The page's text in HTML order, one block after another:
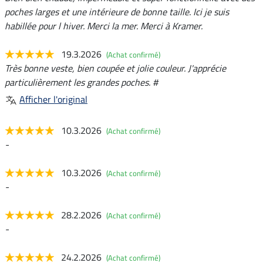
poches larges et une intérieure de bonne taille. Ici je suis
habillée pour l hiver. Merci la mer. Merci à Kramer.
19.3.2026 (Achat confirmé)
Très bonne veste, bien coupée et jolie couleur. J'apprécie
particulièrement les grandes poches. #
Afficher l'original
10.3.2026 (Achat confirmé)
-
10.3.2026 (Achat confirmé)
-
28.2.2026 (Achat confirmé)
-
24.2.2026 (Achat confirmé)